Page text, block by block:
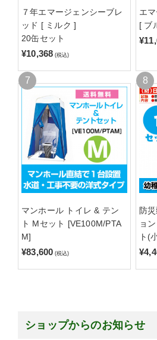
７年エマージェンシーブレ
ッド [ ミルク ]
20缶セット
¥10,368 (税込)
エ
[ ブ
マンホール トイレ & テン
ト Mセット [VE100M/PTA
M]
¥83,600 (税込)
防
ョ
ト(
ショップからのお知らせ